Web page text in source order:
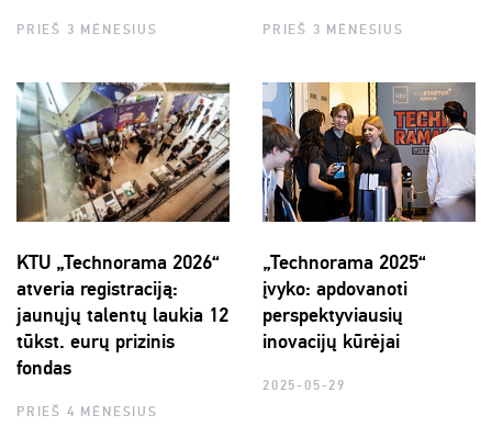
PRIEŠ 3 MĖNESIUS PRIEŠ 3 MĖNESIUS
KTU „Technorama 2026“
atveria registraciją:
jaunųjų talentų laukia 12
tūkst. eurų prizinis
fondas
PRIEŠ 4 MĖNESIUS
„Technorama 2025“
įvyko: apdovanoti
perspektyviausių
inovacijų kūrėjai
2025-05-29